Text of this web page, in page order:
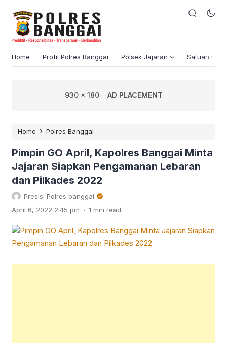
Home Profil Polres Banggai Polsek Jajaran Satuan
930 x 180 AD PLACEMENT
Home › Polres Banggai
Pimpin GO April, Kapolres Banggai Minta
Jajaran Siapkan Pengamanan Lebaran
dan Pilkades 2022
Presisi Polres banggai
April 6, 2022 2:45 pm . 1 min read